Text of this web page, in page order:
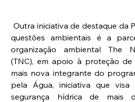
questões ambientais é a
organização ambiental The
(TNC), em apoio à proteção de
mais nova integrante do
pela Água, iniciativa que
segurança hídrica de mais